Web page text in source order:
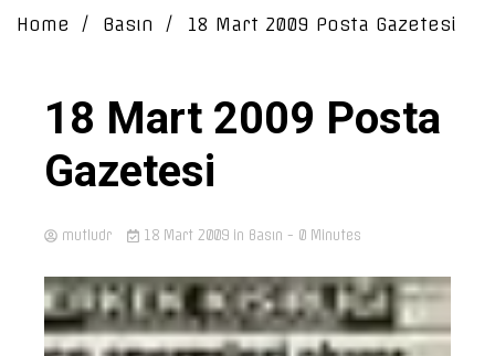
Home Basın 18 Mart 2009 Posta Gazetesi
18 Mart 2009 Posta
Gazetesi
mutludr 18 Mart 2009 in Basın - 0 Minutes